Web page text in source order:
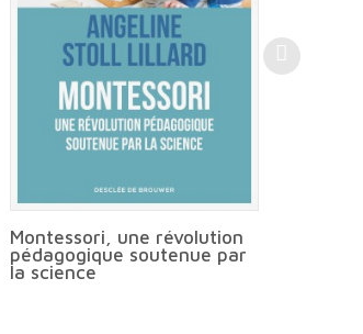
Montessori, une révolution
pédagogique soutenue par
la science